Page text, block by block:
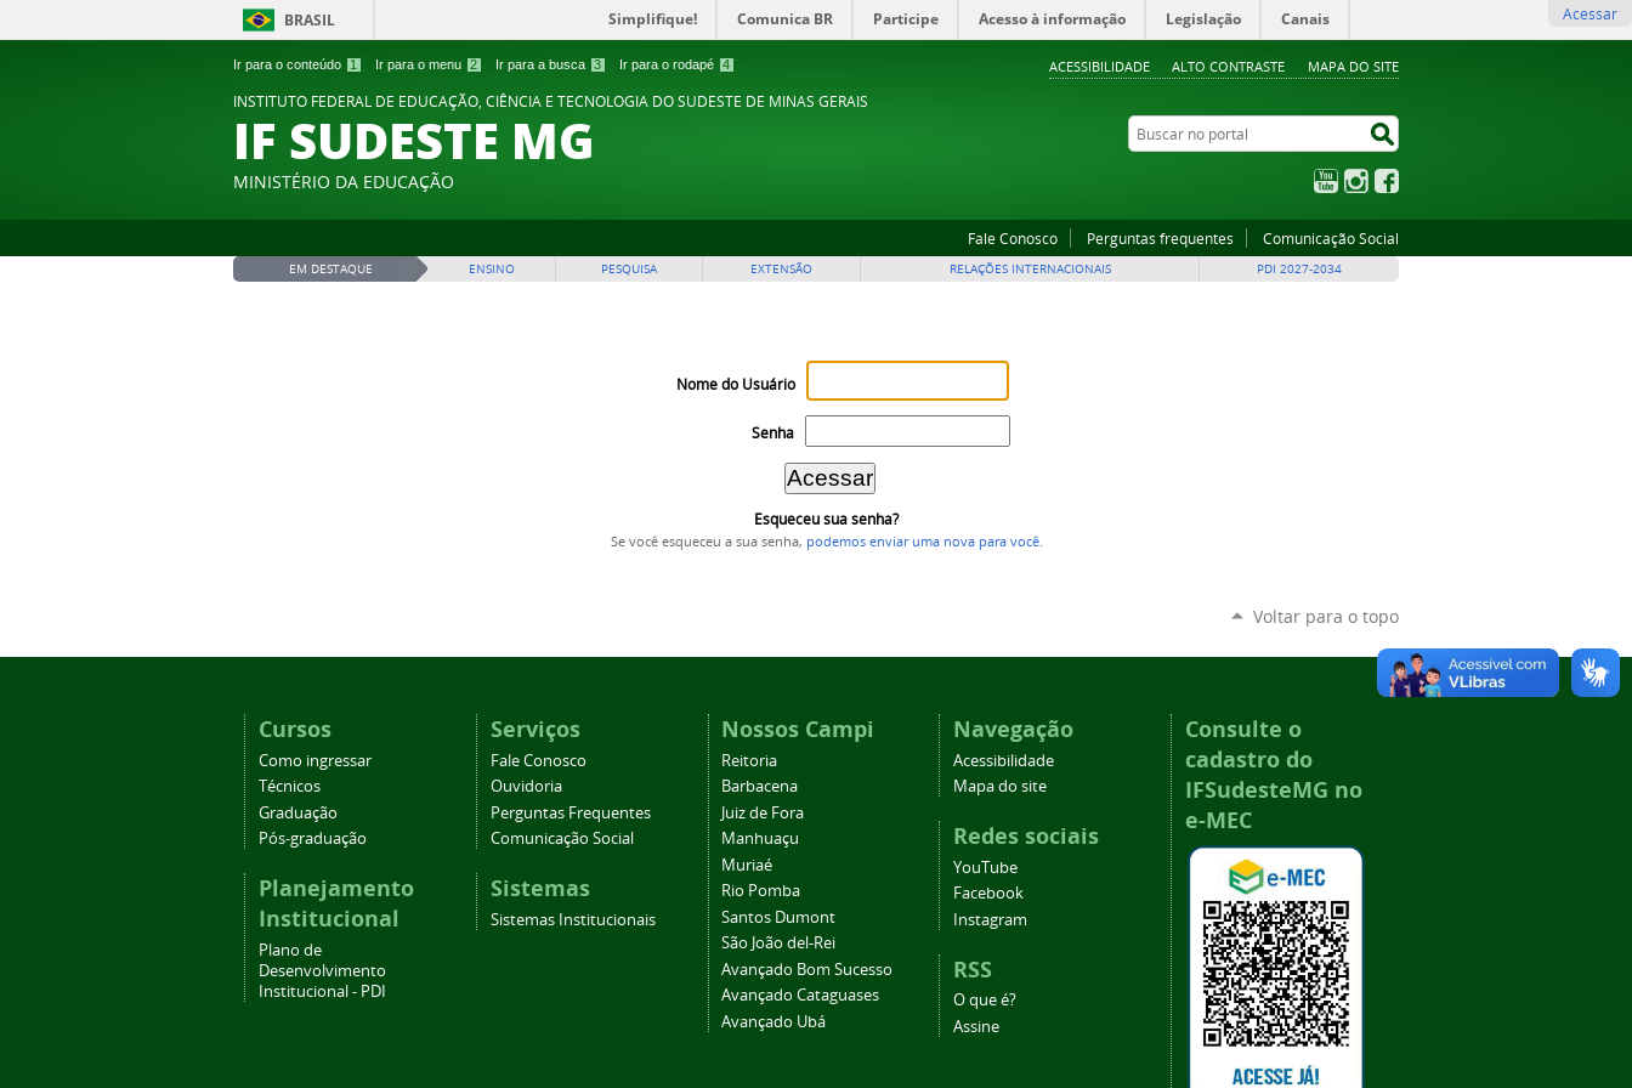
Ir para o conteúdo 1 Ir para o menu 2 Ir para a busca 3 Ir para o rodapé 4 ACESSIBILIDADE ALTO CONTRASTE MAPA DO SITE
BRASIL Simplifique! Comunica BR Participe Acesso à informação Legislação Canais Acessar
INSTITUTO FEDERAL DE EDUCAÇÃO, CIÊNCIA E TECNOLOGIA DO SUDESTE DE MINAS GERAIS
IF SUDESTE MG
MINISTÉRIO DA EDUCAÇÃO
Buscar no portal
YouTubeInstagram
Fale Conosco Perguntas frequentes Comunicação Social
EM DESTAQUE ENSINO PESQUISA EXTENSÃO RELAÇÕES INTERNACIONAIS PDI 2027-2034
Nome do Usuário
Senha
Esqueceu sua senha?
Se você esqueceu a sua senha, podemos enviar uma nova para você.
Voltar para o topo
Cursos
Como ingressar
Técnicos
Graduação
Pós-graduação
Planejamento
Institucional
Plano de
Desenvolvimento
Institucional - PDI
Serviços
Fale Conosco
Ouvidoria
Perguntas Frequentes
Comunicação Social
Sistemas
Sistemas Institucionais
Nossos Campi
Reitoria
Barbacena
Juiz de Fora
Manhuaçu
Muriaé
Rio Pomba
Santos Dumont
São João del-Rei
Avançado Bom Sucesso
Avançado Cataguases
Avançado Ubá
Navegação
Acessibilidade
Mapa do site
Redes sociais
YouTube
Facebook
Instagram
RSS
O que é?
Assine
Consulte o
cadastro do
IFSudesteMG no
e-MEC